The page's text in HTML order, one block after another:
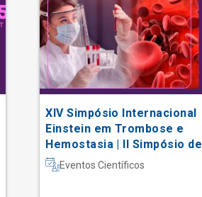
XIV Simpósio Internacional
Einstein em Trombose e
Hemostasia | II Simpósio de
Hematologia Laboratorial
Eventos Científicos